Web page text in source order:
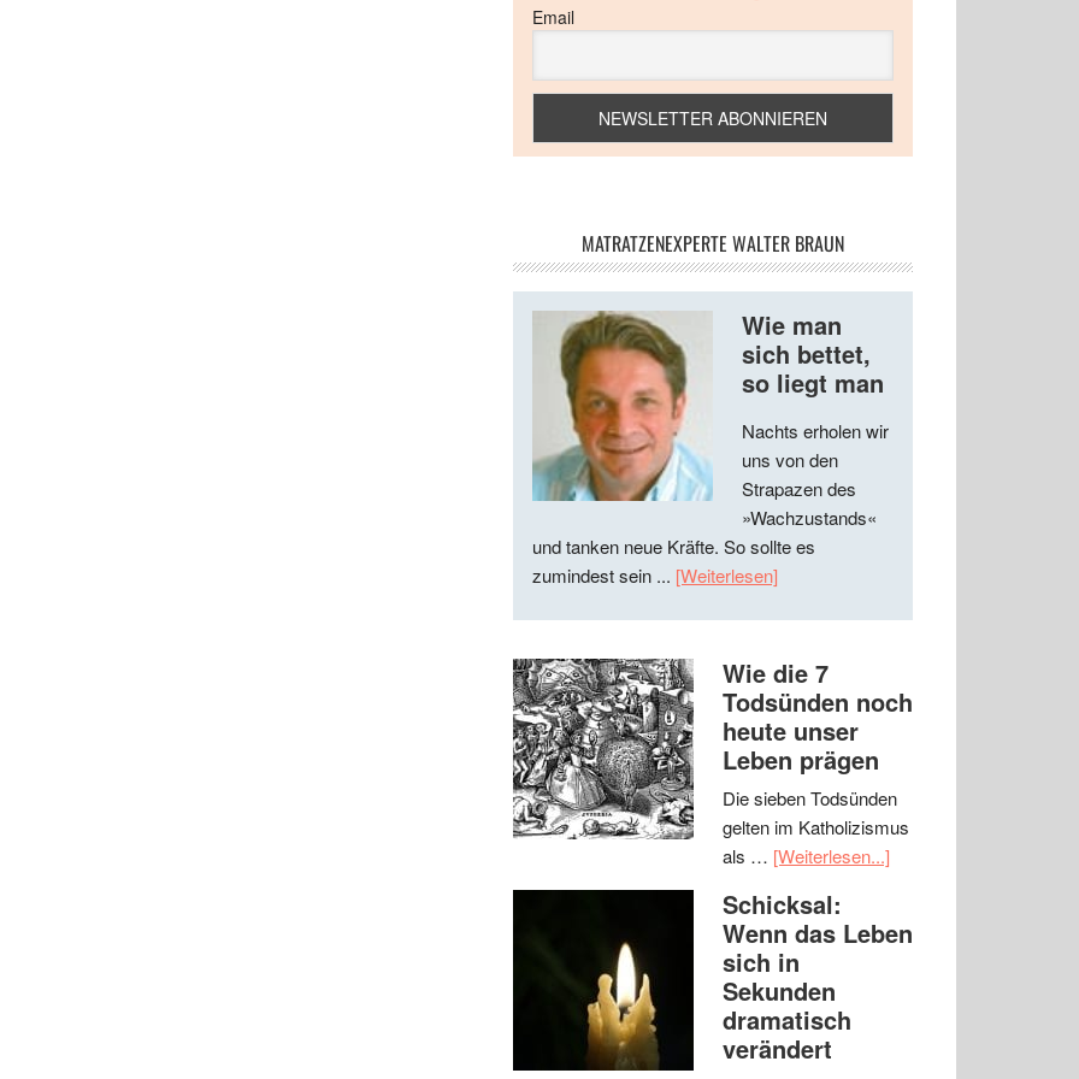
Email
MATRATZENEXPERTE WALTER BRAUN
Wie man
sich bettet,
so liegt man
Nachts erholen wir
uns von den
Strapazen des
»Wachzustands«
und tanken neue Kräfte. So sollte es
zumindest sein ... [Weiterlesen]
Wie die 7
Todsünden noch
heute unser
Leben prägen
Die sieben Todsünden
gelten im Katholizismus
als … [Weiterlesen...]
Schicksal:
Wenn das Leben
sich in
Sekunden
dramatisch
verändert